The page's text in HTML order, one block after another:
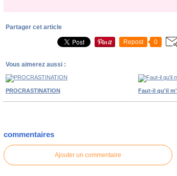
Partager cet article
Repost 0
Vous aimerez aussi :
PROCRASTINATION Faut-il qu'il
commentaires
Ajouter un commentaire